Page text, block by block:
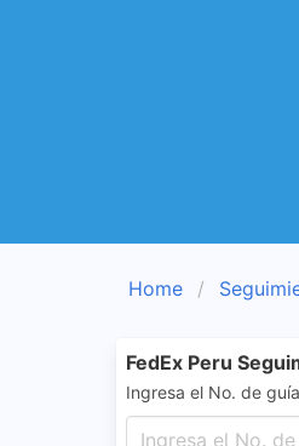
Home
FedEx Peru
Ingresa el No. de